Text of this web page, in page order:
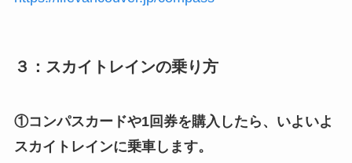
３：スカイトレインの乗り方
①コンパスカードや1回券を購入したら、いよいよ
スカイトレインに乗車します。